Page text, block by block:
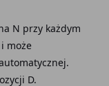
N przy każdym
może
.
D.